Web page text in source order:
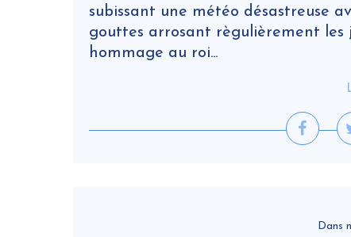
subissant une météo désastreuse
gouttes arrosant règulièrement
hommage au roi...
Dans